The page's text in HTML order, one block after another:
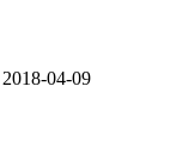
2018-04-09